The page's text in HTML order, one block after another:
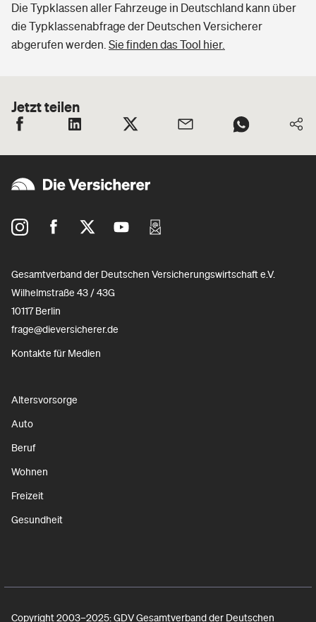
Die Typklassen aller Fahrzeuge in Deutschland kann über
die Typklassenabfrage der Deutschen Versicherer
abgerufen werden. Sie finden das Tool hier.
Jetzt teilen
Gesamtverband der Deutschen Versicherungswirtschaft e.V.
Wilhelmstraße 43 / 43G
10117 Berlin
frage@dieversicherer.de
Kontakte für Medien
Altersvorsorge
Auto
Beruf
Wohnen
Freizeit
Gesundheit
Copyright 2003–2025: GDV Gesamtverband der Deutschen